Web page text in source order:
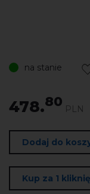
na stanie
478.80 PLN
Dodaj do
Kup za 1